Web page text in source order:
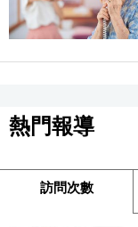
熱門報導
訪問次數